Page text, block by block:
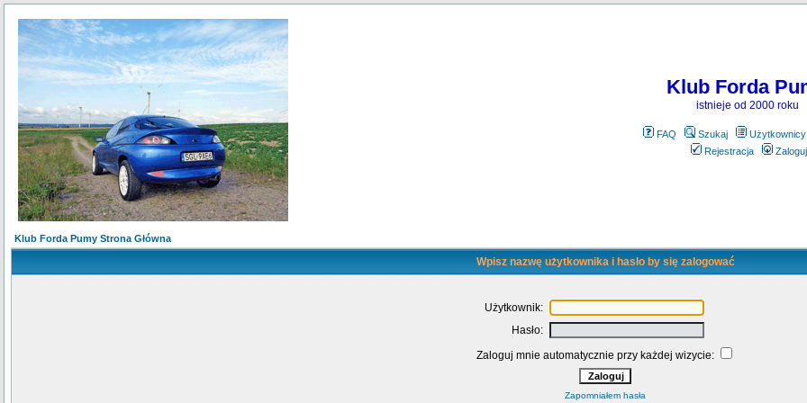
Klub Forda
istnieje od 2000 roku
FAQ Szukaj Użytkownicy
Rejestracja
Zaloguj
Klub Forda Pumy Strona Główna
Wpisz nazwę użytkownika i hasło by się zalogować
Użytkownik:
Hasło:
Zaloguj mnie automatycznie przy każdej wizycie:
Zapomniałem hasła